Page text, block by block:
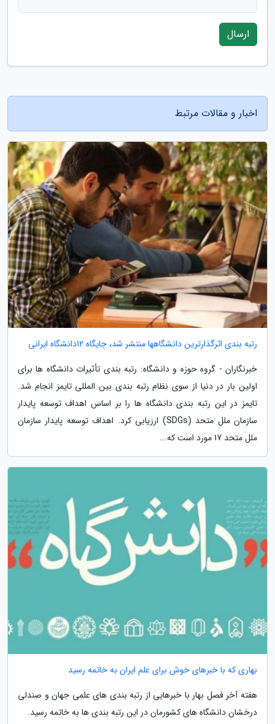
ارسال
اخبار و مقالات مرتبط
رتبه بندی اثرگذارترین دانشگاهها منتشر شد، جایگاه 12دانشگاه ایرانی
خبرنگاران - گروه حوزه و دانشگاه: رتبه بندی تأثیرات دانشگاه ها برای
اولین بار در دنیا از سوی نظام رتبه بندی بین المللی تایمز انجام شد.
تایمز در این رتبه بندی دانشگاه ها را بر اساس اهداف توسعه پایدار
سازمان ملل متحد (SDGs) ارزیابی کرد. اهداف توسعه پایدار سازمان
ملل متحد 17 مورد است که...
بهاری که با خبرهای خوش برای علم ایران به خاتمه رسید
هفته آخر فصل بهار با خبرهایی از رتبه بندی های علمی جهان و صندلی
درخشان دانشگاه های کشورمان در این رتبه بندی ها به خاتمه رسید.